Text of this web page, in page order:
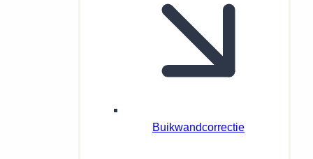
Buikwandcorrectie